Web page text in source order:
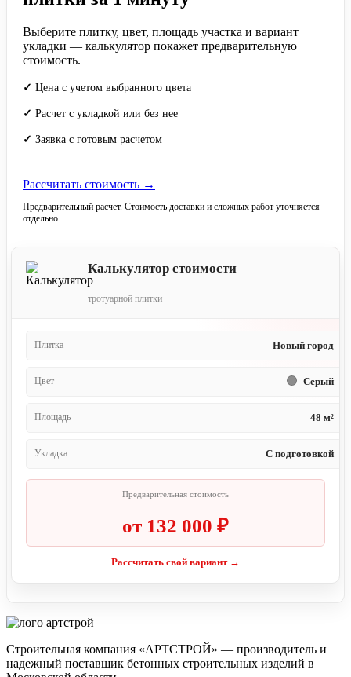
Выберите плитку, цвет, площадь участка и вариант
укладки — калькулятор покажет предварительную
стоимость.
✓ Цена с учетом выбранного цвета
✓ Расчет с укладкой или без нее
✓ Заявка с готовым расчетом
Рассчитать стоимость →
Предварительный расчет. Стоимость доставки и сложных работ уточняется
отдельно.
Калькулятор стоимости
тротуарной плитки
Плитка Новый город
Цвет Серый
Площадь 48 м²
Укладка С подготовкой
Предварительная стоимость
от 132 000 ₽
Рассчитать свой вариант →
Строительная компания «АРТСТРОЙ» — производитель и
надежный поставщик бетонных строительных изделий в